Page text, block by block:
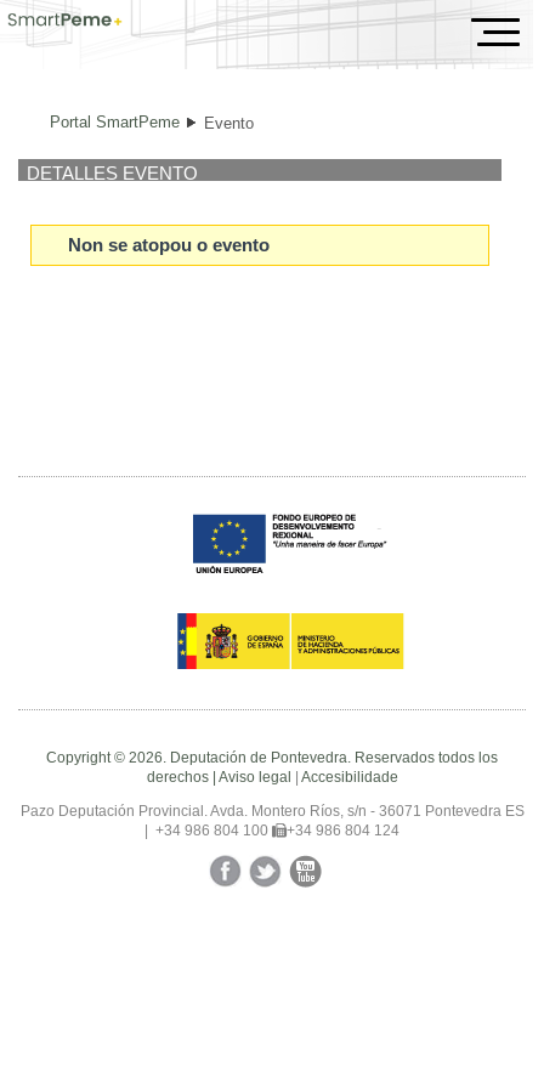
Evento
Portal SmartPeme Evento
DETALLES EVENTO
Non se atopou o evento
Copyright © 2026. Deputación de Pontevedra. Reservados todos los
derechos | Aviso legal | Accesibilidade
Pazo Deputación Provincial. Avda. Montero Ríos, s/n - 36071 Pontevedra ES
| +34 986 804 100
+34 986 804 124
FacebookTwitterYouTube